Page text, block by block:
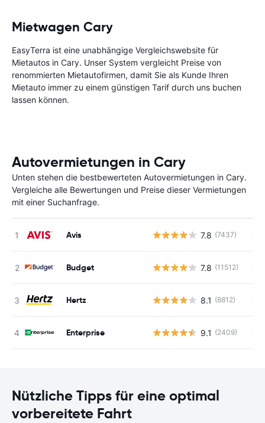
Mietwagen Cary
EasyTerra ist eine unabhängige Vergleichswebsite für
Mietautos in Cary. Unser System vergleicht Preise von
renommierten Mietautofirmen, damit Sie als Kunde Ihren
Mietauto immer zu einem günstigen Tarif durch uns buchen
lassen können.
Autovermietungen in Cary
Unten stehen die bestbewerteten Autovermietungen in Cary.
Vergleiche alle Bewertungen und Preise dieser Vermietungen
mit einer Suchanfrage.
Avis 7.8 (7437)
Budget 7.8 (11512)
Hertz 8.1 (8812)
Enterprise 9.1 (2409)
Nützliche Tipps für eine optimal
vorbereitete Fahrt